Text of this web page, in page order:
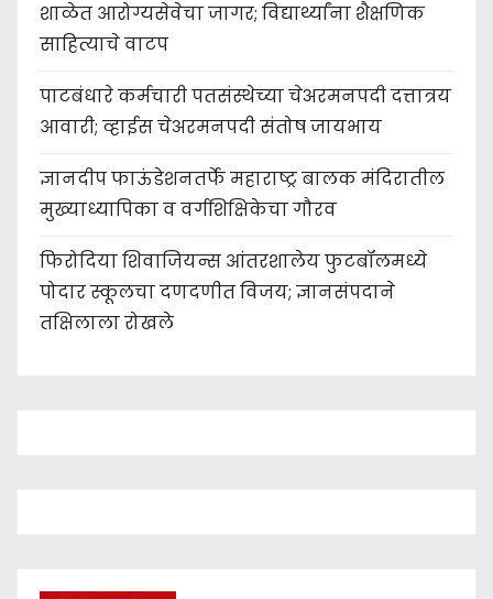
शाळेत आरोग्यसेवेचा जागर; विद्यार्थ्यांना शैक्षणिक
साहित्याचे वाटप
पाटबंधारे कर्मचारी पतसंस्थेच्या चेअरमनपदी दत्तात्रय
आवारी; व्हाईस चेअरमनपदी संतोष जायभाय
ज्ञानदीप फाऊंडेशनतर्फे महाराष्ट्र बालक मंदिरातील
मुख्याध्यापिका व वर्गशिक्षिकेचा गौरव
फिरोदिया शिवाजियन्स आंतरशालेय फुटबॉलमध्ये
पोदार स्कूलचा दणदणीत विजय; ज्ञानसंपदाने
तक्षिलाला रोखले